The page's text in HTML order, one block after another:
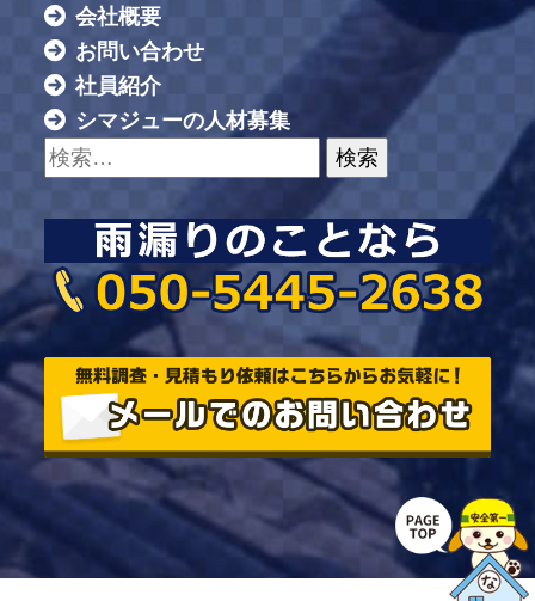
会社概要
お問い合わせ
社員紹介
シマジューの人材募集
検索: